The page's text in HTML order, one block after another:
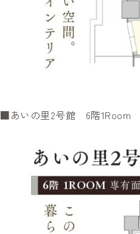
■あいの里2号館 6階1Room